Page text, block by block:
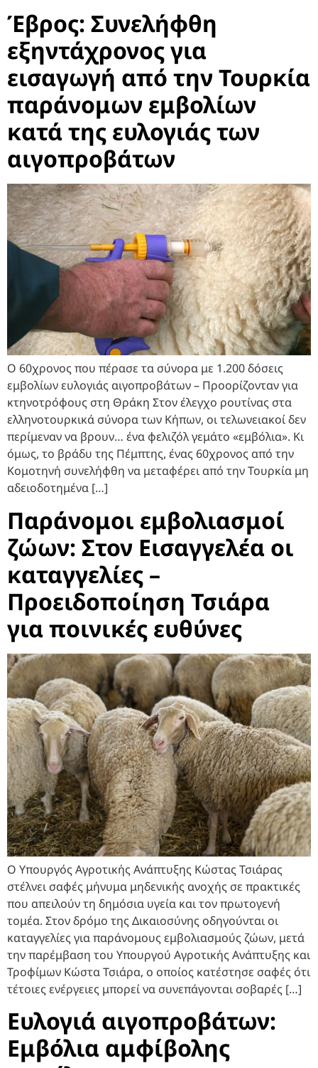
Έβρος: Συνελήφθη
εξηντάχρονος για
εισαγωγή από την Τουρκία
παράνομων εμβολίων
κατά της ευλογιάς των
αιγοπροβάτων
Ο 60χρονος που πέρασε τα σύνορα με 1.200 δόσεις
εμβολίων ευλογιάς αιγοπροβάτων – Προορίζονταν για
κτηνοτρόφους στη Θράκη Στον έλεγχο ρουτίνας στα
ελληνοτουρκικά σύνορα των Κήπων, οι τελωνειακοί δεν
περίμεναν να βρουν… ένα φελιζόλ γεμάτο «εμβόλια». Κι
όμως, το βράδυ της Πέμπτης, ένας 60χρονος από την
Κομοτηνή συνελήφθη να μεταφέρει από την Τουρκία μη
αδειοδοτημένα […]
Παράνομοι εμβολιασμοί
ζώων: Στον Εισαγγελέα οι
καταγγελίες –
Προειδοποίηση Τσιάρα
για ποινικές ευθύνες
Ο Υπουργός Αγροτικής Ανάπτυξης Κώστας Τσιάρας
στέλνει σαφές μήνυμα μηδενικής ανοχής σε πρακτικές
που απειλούν τη δημόσια υγεία και τον πρωτογενή
τομέα. Στον δρόμο της Δικαιοσύνης οδηγούνται οι
καταγγελίες για παράνομους εμβολιασμούς ζώων, μετά
την παρέμβαση του Υπουργού Αγροτικής Ανάπτυξης και
Τροφίμων Κώστα Τσιάρα, ο οποίος κατέστησε σαφές ότι
τέτοιες ενέργειες μπορεί να συνεπάγονται σοβαρές […]
Ευλογιά αιγοπροβάτων:
Εμβόλια αμφίβολης